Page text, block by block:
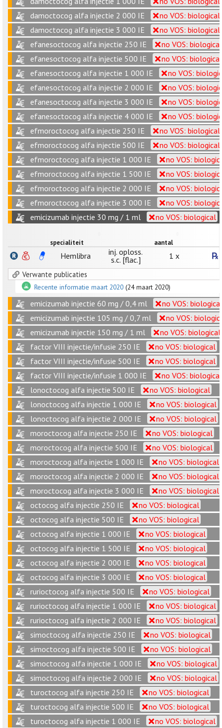
damoctocog alfa injectie 2 000 IE
no VOS: biological
damoctocog alfa injectie 3 000 IE
no VOS: biological
efanesoctocog alfa injectie 250 IE
no VOS: biological
efanesoctocog alfa injectie 500 IE
no VOS: biological
efanesoctocog alfa injectie 1 000 IE
no VOS:
efanesoctocog alfa injectie 2 000 IE
no VOS:
efanesoctocog alfa injectie 3 000 IE
no VOS:
efanesoctocog alfa injectie 4 000 IE
no VOS:
efmoroctocog alfa injectie 250 IE
no VOS: biological
efmoroctocog alfa injectie 500 IE
no VOS: biological
efmoroctocog alfa injectie 1 000 IE
no VOS:
efmoroctocog alfa injectie 1 500 IE
no VOS:
efmoroctocog alfa injectie 2 000 IE
no VOS:
efmoroctocog alfa injectie 3 000 IE
no VOS:
emicizumab injectie 30 mg / 1 ml
no VOS: biological
specialiteit aantal
Hemlibra
inj. oploss.
s.c. [flac.]
1 x
Verwante publicaties
Recente informatie maart 2020 (24 maart 2020)
emicizumab injectie 60 mg / 0,4 ml
no VOS: biological
emicizumab injectie 105 mg / 0,7 ml
no VOS:
emicizumab injectie 150 mg / 1 ml
no VOS: biological
factor VIII injectie/infusie 250 IE
no VOS: biological
factor VIII injectie/infusie 500 IE
no VOS: biological
factor VIII injectie/infusie 1 000 IE
no VOS: biological
lonoctocog alfa injectie 500 IE
no VOS: biological
lonoctocog alfa injectie 1 000 IE
no VOS: biological
lonoctocog alfa injectie 2 000 IE
no VOS: biological
moroctocog alfa injectie 250 IE
no VOS: biological
moroctocog alfa injectie 500 IE
no VOS: biological
moroctocog alfa injectie 1 000 IE
no VOS: biological
moroctocog alfa injectie 2 000 IE
no VOS: biological
moroctocog alfa injectie 3 000 IE
no VOS: biological
octocog alfa injectie 250 IE
no VOS: biological
octocog alfa injectie 500 IE
no VOS: biological
octocog alfa injectie 1 000 IE
no VOS: biological
octocog alfa injectie 1 500 IE
no VOS: biological
octocog alfa injectie 2 000 IE
no VOS: biological
octocog alfa injectie 3 000 IE
no VOS: biological
rurioctocog alfa injectie 500 IE
no VOS: biological
rurioctocog alfa injectie 1 000 IE
no VOS: biological
rurioctocog alfa injectie 2 000 IE
no VOS: biological
simoctocog alfa injectie 250 IE
no VOS: biological
simoctocog alfa injectie 500 IE
no VOS: biological
simoctocog alfa injectie 1 000 IE
no VOS: biological
simoctocog alfa injectie 2 000 IE
no VOS: biological
turoctocog alfa injectie 250 IE
no VOS: biological
turoctocog alfa injectie 500 IE
no VOS: biological
turoctocog alfa injectie 1 000 IE
no VOS: biological